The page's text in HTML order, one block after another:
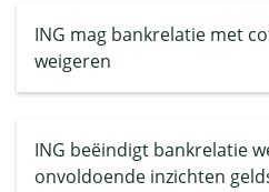
ING mag bankrelatie met
weigeren
ING beëindigt bankrelatie
onvoldoende inzichten